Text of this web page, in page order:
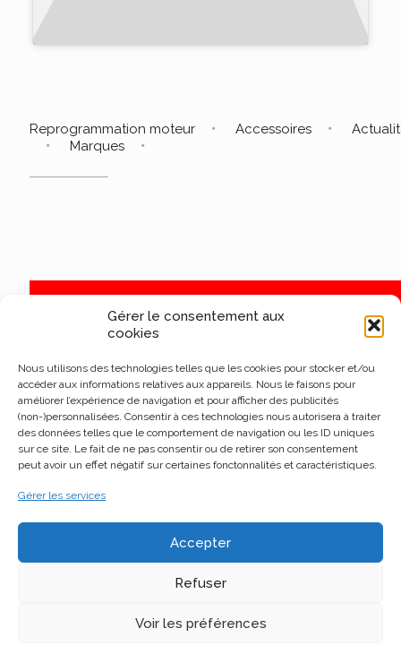
Gérer le consentement aux
cookies
Nous utilisons des technologies telles que les cookies pour stocker et/ou
accéder aux informations relatives aux appareils. Nous le faisons pour
améliorer l’expérience de navigation et pour afficher des publicités
(non-)personnalisées. Consentir à ces technologies nous autorisera à traiter
des données telles que le comportement de navigation ou les ID uniques
sur ce site. Le fait de ne pas consentir ou de retirer son consentement
peut avoir un effet négatif sur certaines fonctonnalités et caractéristiques.
Gérer les services
Accepter
Refuser
Voir les préférences
Reprogrammation moteur Accessoires
Marques